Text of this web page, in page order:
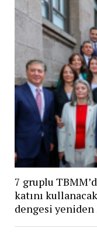
7 gruplu
katını
dengesi